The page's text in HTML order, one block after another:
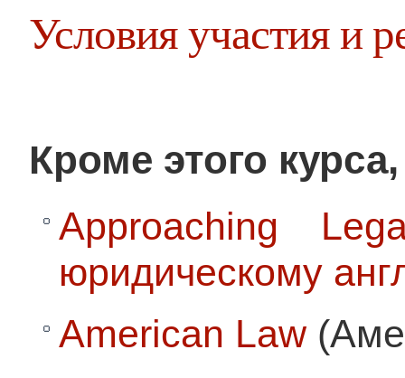
Условия участия и
Кроме этого
Approaching
юридическому
American Law